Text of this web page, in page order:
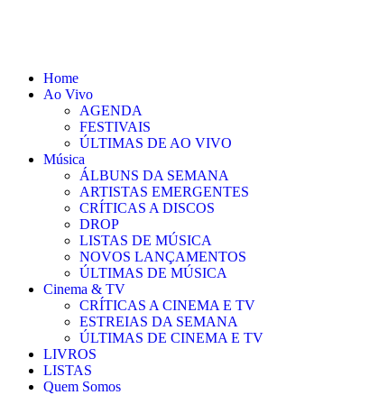
Home
Ao Vivo
AGENDA
FESTIVAIS
ÚLTIMAS DE AO VIVO
Música
ÁLBUNS DA SEMANA
ARTISTAS EMERGENTES
CRÍTICAS A DISCOS
DROP
LISTAS DE MÚSICA
NOVOS LANÇAMENTOS
ÚLTIMAS DE MÚSICA
Cinema & TV
CRÍTICAS A CINEMA E TV
ESTREIAS DA SEMANA
ÚLTIMAS DE CINEMA E TV
LIVROS
LISTAS
Quem Somos